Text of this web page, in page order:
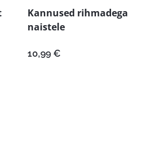
Kannused rihmadega
naistele
10,99 €